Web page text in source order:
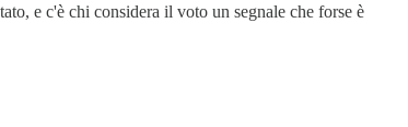
e c'è chi considera il voto un segnale che forse è